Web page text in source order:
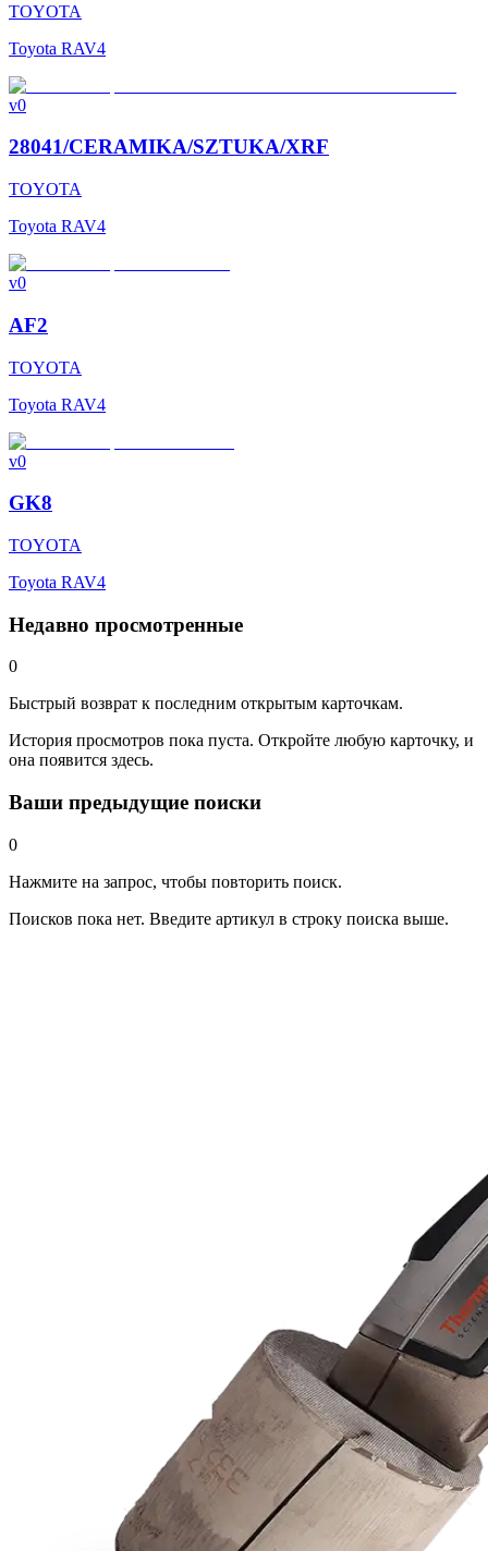
TOYOTA
Toyota RAV4
v0
28041/CERAMIKA/SZTUKA/XRF
TOYOTA
Toyota RAV4
v0
AF2
TOYOTA
Toyota RAV4
v0
GK8
TOYOTA
Toyota RAV4
Недавно просмотренные
0
Быстрый возврат к последним открытым карточкам.
История просмотров пока пуста. Откройте любую карточку, и
она появится здесь.
Ваши предыдущие поиски
0
Нажмите на запрос, чтобы повторить поиск.
Поисков пока нет. Введите артикул в строку поиска выше.